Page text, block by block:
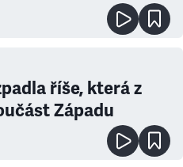
říše, která z
Západu